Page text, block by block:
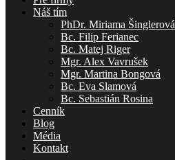
Náš tím
PhDr. Miriama Šinglerová
Bc. Filip Ferianec
Bc. Matej Riger
Mgr. Alex Vavrušek
Mgr. Martina Bongová
Bc. Eva Slamová
Bc. Sebastián Rosina
Cenník
Blog
Média
Kontakt